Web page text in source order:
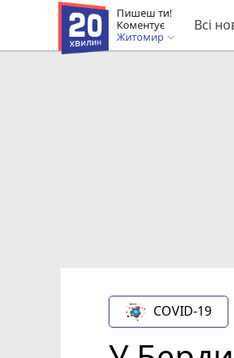
Пишеш ти!
Коментує
Житомир
Всі
COVID-19